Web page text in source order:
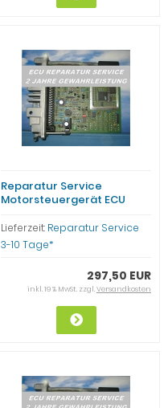
Reparatur Service
Motorsteuergerät ECU
345939AC TFK AAC 2,0l
Motor
Lieferzeit: Reparatur Service
3-10 Tage*
297,50 EUR
inkl. 19 % MwSt. zzgl.Versandkosten